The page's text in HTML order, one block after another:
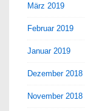
März 2019
Februar 2019
Januar 2019
Dezember 2018
November 2018